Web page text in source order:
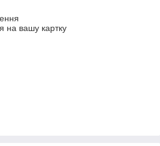
на вашу картку